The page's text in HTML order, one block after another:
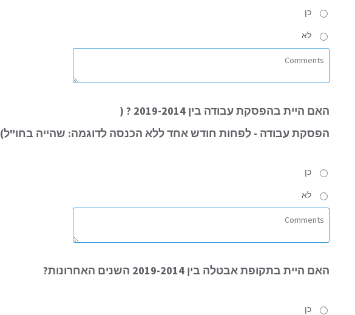
כן
לא
האם היית בהפסקת עבודה בין 2019-2014 ? (
הפסקת עבודה - לפחות חודש אחד ללא הכנסה לדוגמה: שהייה בחו"ל)
כן
לא
האם היית בתקופת אבטלה בין 2019-2014 השנים האחרונות?
כן